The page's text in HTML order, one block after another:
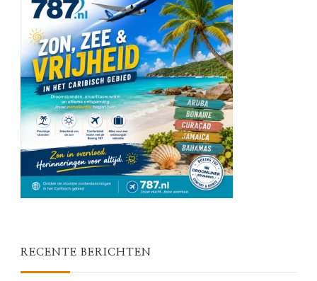
RECENTE BERICHTEN